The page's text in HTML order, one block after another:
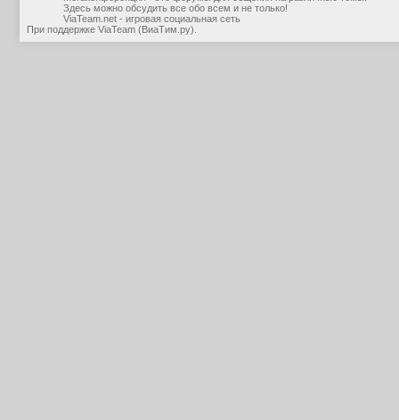
Здесь можно обсудить все обо всем и не только!
ViaTeam.net - игровая социальная сеть
При поддержке ViaTeam (ВиаТим.ру)